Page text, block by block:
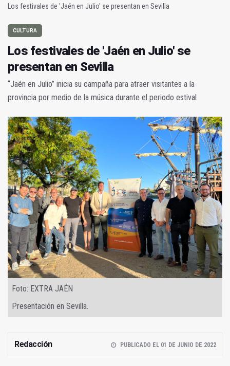
Los festivales de 'Jaén en Julio' se presentan en Sevilla
CULTURA
Los festivales de 'Jaén en Julio' se
presentan en Sevilla
“Jaén en Julio” inicia su campaña para atraer visitantes a la
provincia por medio de la música durante el periodo estival
Foto: EXTRA JAÉN
Presentación en Sevilla.
Redacción PUBLICADO EL 01 DE JUNIO DE 2022